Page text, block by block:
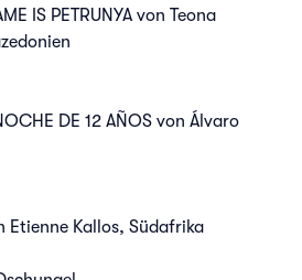
IS PETRUNYA von Teona
DE 12 AÑOS von Álvaro
Etienne Kallos, Südafrika